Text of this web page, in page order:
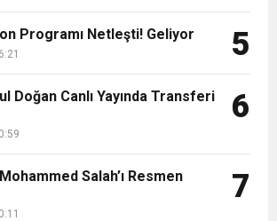
Programı Netleşti! Geliyor 5
Doğan Canlı Yayında Transferi
6
Salah’ı Resmen
7